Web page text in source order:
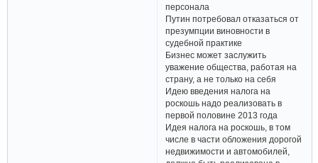
персонала
Путин потребовал отказаться от
презумпции виновности в
судебной практике
Бизнес может заслужить
уважение общества, работая на
страну, а не только на себя
Идею введения налога на
роскошь надо реализовать в
первой половине 2013 года
Идея налога на роскошь, в том
числе в части обложения дорогой
недвижимости и автомобилей,